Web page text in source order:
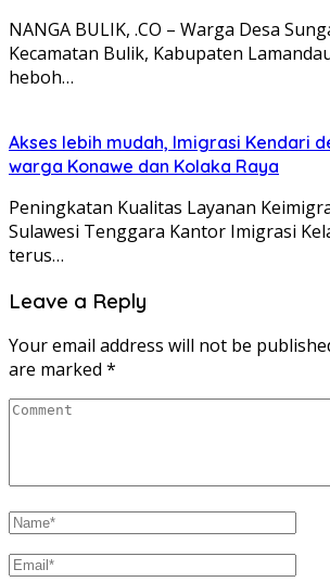
NANGA BULIK, .CO – Warga Desa
Kecamatan Bulik, Kabupaten
heboh…
Akses lebih mudah, Imigrasi Kendari
warga Konawe dan Kolaka Raya
Peningkatan Kualitas Layanan
Sulawesi Tenggara Kantor Imigrasi
terus…
Leave a Reply
Your email address will not be
are marked *